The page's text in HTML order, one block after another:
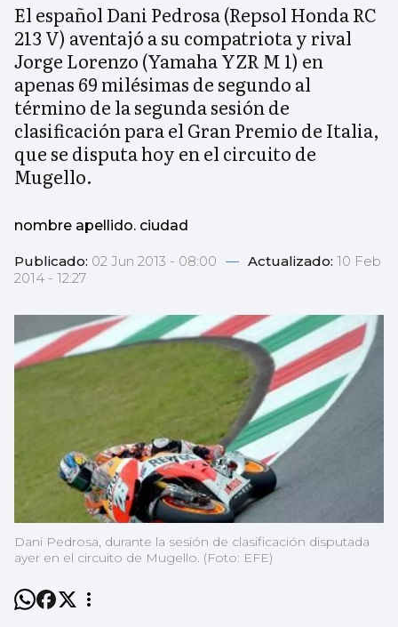
El español Dani Pedrosa (Repsol Honda RC
213 V) aventajó a su compatriota y rival
Jorge Lorenzo (Yamaha YZR M 1) en
apenas 69 milésimas de segundo al
término de la segunda sesión de
clasificación para el Gran Premio de Italia,
que se disputa hoy en el circuito de
Mugello.
nombre apellido. ciudad
Publicado: 02 Jun 2013 - 08:00 — Actualizado: 10 Feb
2014 - 12:27
Dani Pedrosa, durante la sesión de clasificación disputada
ayer en el circuito de Mugello. (Foto: EFE)